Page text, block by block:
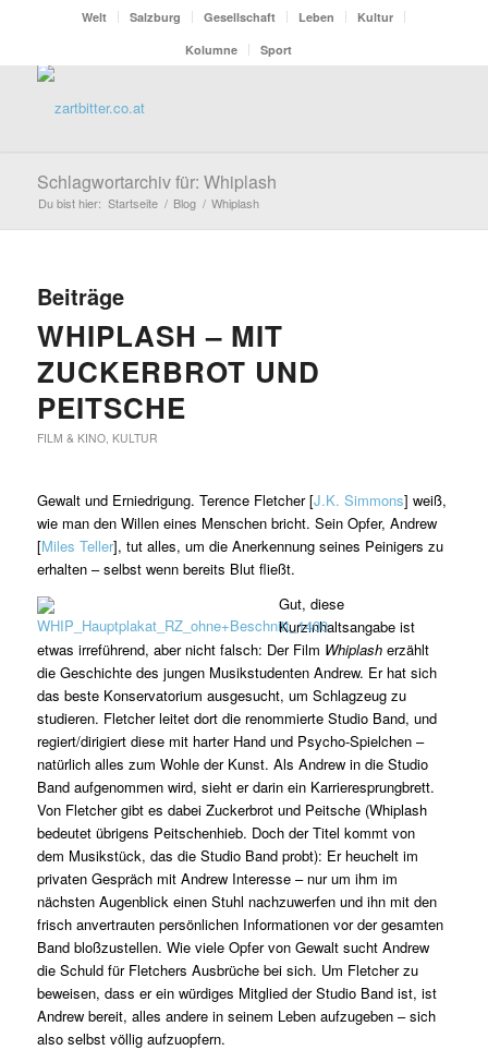
Welt Salzburg Gesellschaft Leben
Kultur
Kolumne
Sport
Schlagwortarchiv für: Whiplash
Du bist hier: Startseite / Blog / Whiplash
Beiträge
WHIPLASH – MIT
ZUCKERBROT UND
PEITSCHE
FILM & KINO, KULTUR
Gewalt und Erniedrigung. Terence Fletcher [J.K. Simmons] weiß,
wie man den Willen eines Menschen bricht. Sein Opfer, Andrew
[Miles Teller], tut alles, um die Anerkennung seines Peinigers zu
erhalten – selbst wenn bereits Blut fließt.
Gut, diese
Kurzinhaltsangabe ist
etwas irreführend, aber nicht falsch: Der Film Whiplasherzählt
die Geschichte des jungen Musikstudenten Andrew. Er hat sich
das beste Konservatorium ausgesucht, um Schlagzeug zu
studieren. Fletcher leitet dort die renommierte Studio Band, und
regiert/dirigiert diese mit harter Hand und Psycho-Spielchen –
natürlich alles zum Wohle der Kunst. Als Andrew in die Studio
Band aufgenommen wird, sieht er darin ein Karrieresprungbrett.
Von Fletcher gibt es dabei Zuckerbrot und Peitsche (Whiplash
bedeutet übrigens Peitschenhieb. Doch der Titel kommt von
dem Musikstück, das die Studio Band probt): Er heuchelt im
privaten Gespräch mit Andrew Interesse – nur um ihm im
nächsten Augenblick einen Stuhl nachzuwerfen und ihn mit den
frisch anvertrauten persönlichen Informationen vor der gesamten
Band bloßzustellen. Wie viele Opfer von Gewalt sucht Andrew
die Schuld für Fletchers Ausbrüche bei sich. Um Fletcher zu
beweisen, dass er ein würdiges Mitglied der Studio Band ist, ist
Andrew bereit, alles andere in seinem Leben aufzugeben – sich
also selbst völlig aufzuopfern.